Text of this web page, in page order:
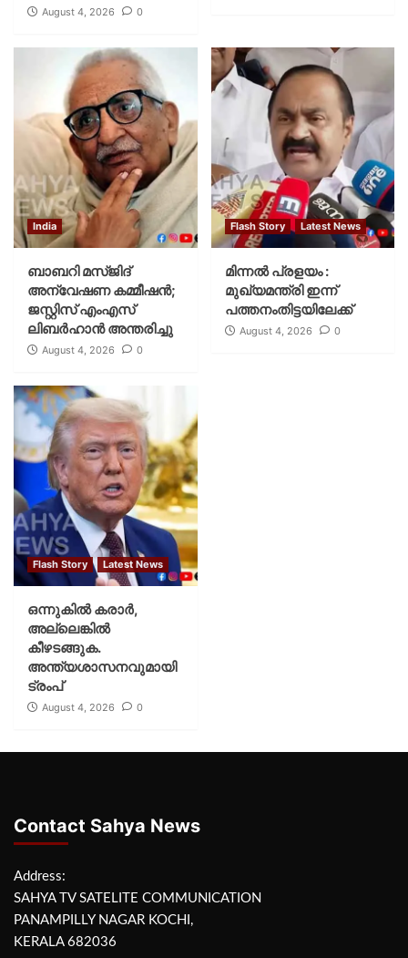
August 4, 2026 0
India
ബാബറി മസ്ജിദ്
അന്വേഷണ കമ്മീഷന്‍;
ജസ്റ്റിസ് എംഎസ്
ലിബര്‍ഹാന്‍ അന്തരിച്ചു
August 4, 2026 0
Flash Story Latest News
മിന്നല്‍ പ്രളയം :
മുഖ്യമന്ത്രി ഇന്ന്
പത്തനംതിട്ടയിലേക്ക്
August 4, 2026 0
Flash Story Latest News
ഒന്നുകില്‍ കരാര്‍,
അല്ലെങ്കില്‍
കീഴടങ്ങുക.
അന്ത്യശാസനവുമായി
ട്രംപ്
August 4, 2026 0
Contact Sahya News
Address:
SAHYA TV SATELITE COMMUNICATION
PANAMPILLY NAGAR KOCHI,
KERALA 682036